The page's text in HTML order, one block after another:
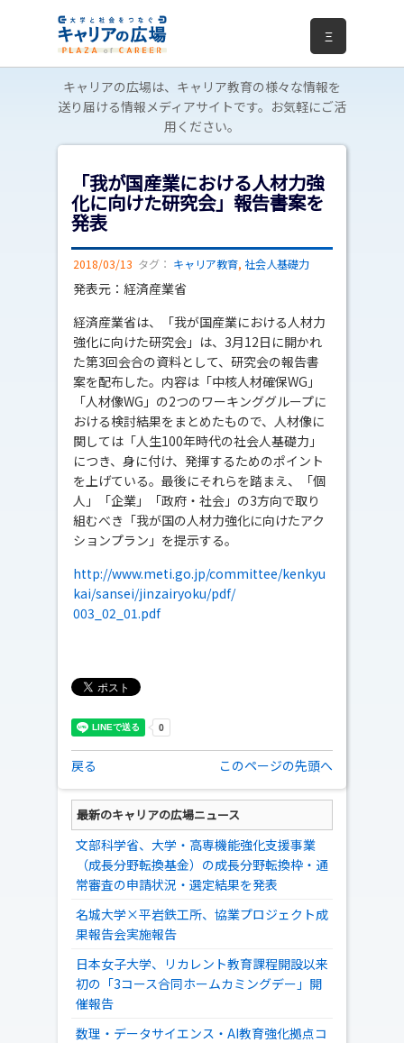
Ξ
キャリアの広場は、キャリア教育の様々な情報を
送り届ける情報メディアサイトです。お気軽にご活
用ください。
「我が国産業における人材力強
化に向けた研究会」報告書案を
発表
2018/03/13 タグ： キャリア教育, 社会人基礎力
発表元：経済産業省
経済産業省は、「我が国産業における人材力
強化に向けた研究会」は、3月12日に開かれ
た第3回会合の資料として、研究会の報告書
案を配布した。内容は「中核人材確保WG」
「人材像WG」の2つのワーキンググループに
おける検討結果をまとめたもので、人材像に
関しては「人生100年時代の社会人基礎力」
につき、身に付け、発揮するためのポイント
を上げている。最後にそれらを踏まえ、「個
人」「企業」「政府・社会」の3方向で取り
組むべき「我が国の人材力強化に向けたアク
ションプラン」を提示する。
http://www.meti.go.jp/committee/kenkyu
kai/sansei/jinzairyoku/pdf/
003_02_01.pdf
戻る このページの先頭へ
最新のキャリアの広場ニュース
文部科学省、大学・高専機能強化支援事業
（成長分野転換基金）の成長分野転換枠・通
常審査の申請状況・選定結果を発表
名城大学×平岩鉄工所、協業プロジェクト成
果報告会実施報告
日本女子大学、リカレント教育課程開設以来
初の「3コース合同ホームカミングデー」開
催報告
数理・データサイエンス・AI教育強化拠点コ